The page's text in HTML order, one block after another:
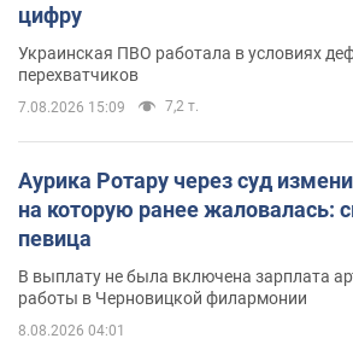
цифру
Украинская ПВО работала в условиях
перехватчиков
7.08.2026 15:09 7,2 т.
Аурика Ротару через суд
на которую ранее жаловалась:
певица
В выплату не была включена зарплата
работы в Черновицкой филармонии
8.08.2026 04:01